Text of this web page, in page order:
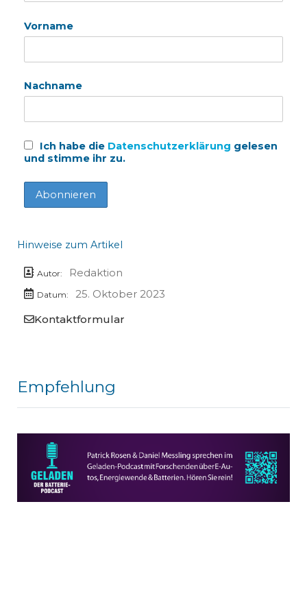
Vorname
Nachname
Ich habe die Datenschutzerklärung gelesen
und stimme ihr zu.
Hinweise zum Artikel
Autor: Redaktion
Datum:
25. Oktober 2023
Kontaktformular
Empfehlung